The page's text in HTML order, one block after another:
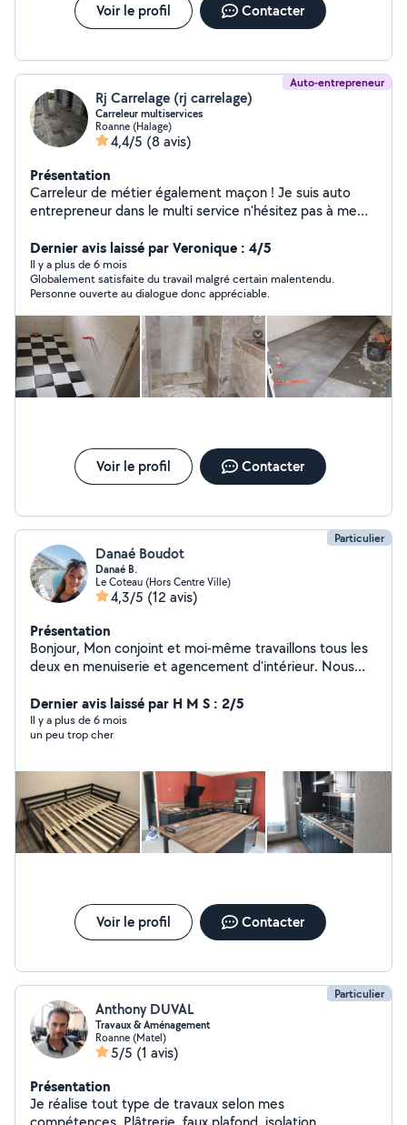
Voir le profil Contacter
Auto-entrepreneur
Rj Carrelage (rj carrelage)
Carreleur multiservices
Roanne (Halage)
4,4/5 (8 avis)
Présentation
Carreleur de métier également maçon ! Je suis auto
entrepreneur dans le multi service n'hésitez pas à me
Dernier avis laissé par Veronique : 4/5
Il y a plus de 6 mois
Globalement satisfaite du travail malgré certain malentendu.
Personne ouverte au dialogue donc appréciable.
Voir le profil Contacter
Particulier
Danaé Boudot
Danaé B.
Le Coteau (Hors Centre Ville)
4,3/5 (12 avis)
Présentation
Bonjour, Mon conjoint et moi-même travaillons tous les
deux en menuiserie et agencement d'intérieur. Nous
Pose de volets roulant, cuisines, parquets, menuiseries,
montage de meuble en kit... Nous pouvons aussi
concevoir votre cuisine. De plus, j'effectue depuis
ménagères et/ou des gardes d'enfants (Diplôme BAFA
spécialisation petite enfance). Je reste à votre
disposition pour toutes questions.
Dernier avis laissé par H M S : 2/5
Il y a plus de 6 mois
un peu trop cher
Voir le profil Contacter
Particulier
Anthony DUVAL
Travaux & Aménagement
Roanne (Matel)
5/5 (1 avis)
Présentation
Je réalise tout type de travaux selon mes